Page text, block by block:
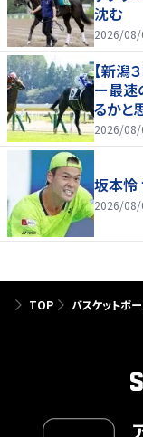
沈む
2026/08/
【新潟
ー最速
るかと
2026/08/
坂本怜
2026/
TOP バスケットボ